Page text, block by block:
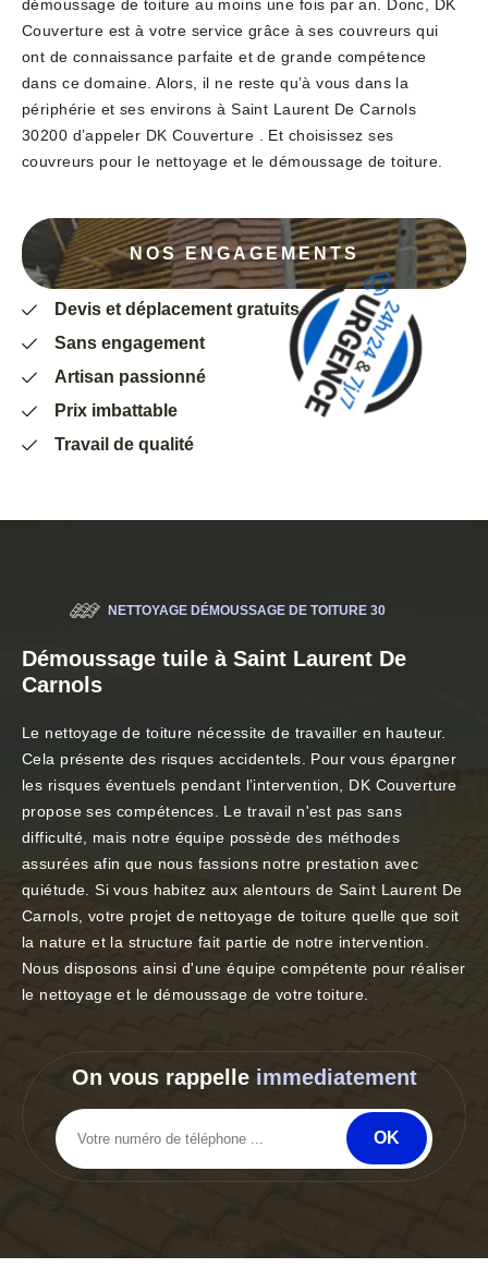
démoussage de toiture au moins une fois par an. Donc, DK
Couverture est à votre service grâce à ses couvreurs qui
ont de connaissance parfaite et de grande compétence
dans ce domaine. Alors, il ne reste qu’à vous dans la
périphérie et ses environs à Saint Laurent De Carnols
30200 d’appeler DK Couverture . Et choisissez ses
couvreurs pour le nettoyage et le démoussage de toiture.
NOS ENGAGEMENTS
Devis et déplacement gratuits
Sans engagement
Artisan passionné
Prix imbattable
Travail de qualité
NETTOYAGE DÉMOUSSAGE DE TOITURE 30
Démoussage tuile à Saint Laurent De
Carnols
Le nettoyage de toiture nécessite de travailler en hauteur.
Cela présente des risques accidentels. Pour vous épargner
les risques éventuels pendant l’intervention, DK Couverture
propose ses compétences. Le travail n'est pas sans
difficulté, mais notre équipe possède des méthodes
assurées afin que nous fassions notre prestation avec
quiétude. Si vous habitez aux alentours de Saint Laurent De
Carnols, votre projet de nettoyage de toiture quelle que soit
la nature et la structure fait partie de notre intervention.
Nous disposons ainsi d'une équipe compétente pour réaliser
le nettoyage et le démoussage de votre toiture.
On vous rappelle immediatement